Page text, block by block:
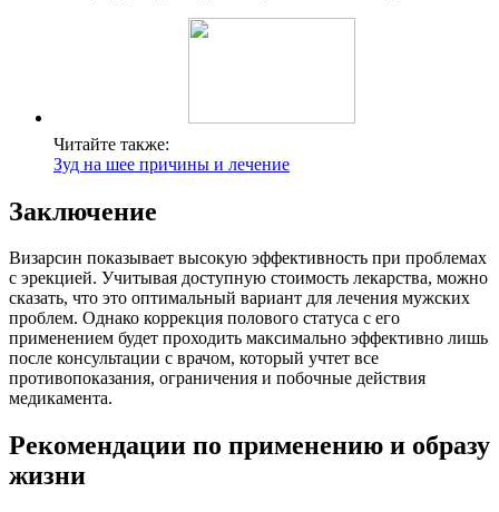
Читайте также:
Зуд на шее причины и лечение
Заключение
Визарсин показывает высокую эффективность при проблемах
с эрекцией. Учитывая доступную стоимость лекарства, можно
сказать, что это оптимальный вариант для лечения мужских
проблем. Однако коррекция полового статуса с его
применением будет проходить максимально эффективно лишь
после консультации с врачом, который учтет все
противопоказания, ограничения и побочные действия
медикамента.
Рекомендации по применению и образу
жизни